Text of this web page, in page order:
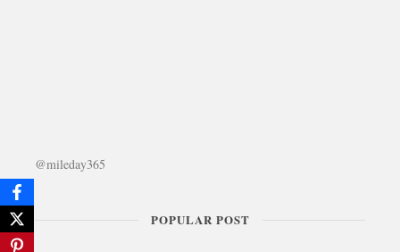
@mileday365
POPULAR POST